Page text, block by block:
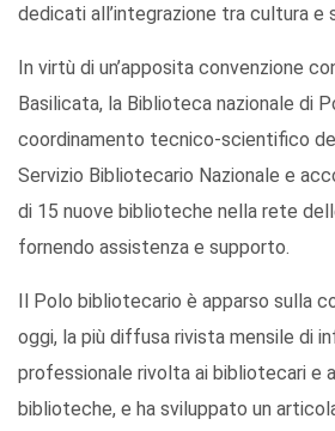
dedicati all’integrazione tra cultura e
In virtù di un’apposita convenzione
Basilicata, la Biblioteca nazionale di
coordinamento tecnico-scientifico
Servizio Bibliotecario Nazionale e
di 15 nuove biblioteche nella rete
fornendo assistenza e supporto.
Il Polo bibliotecario è apparso sulla
oggi, la più diffusa rivista mensile di
professionale rivolta ai bibliotecari e
biblioteche, e ha sviluppato un